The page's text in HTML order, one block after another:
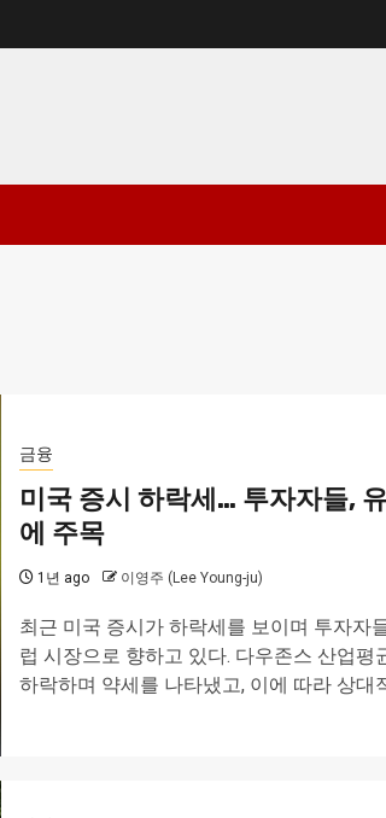
금융
미국 증시 하락세… 투자자들,
에 주목
1년 ago 이영주 (Lee Young-ju)
최근 미국 증시가 하락세를 보이며 투자자
럽 시장으로 향하고 있다. 다우존스 산업평
하락하며 약세를 나타냈고, 이에 따라 상대